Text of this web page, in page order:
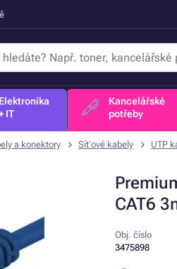
Elektronika
IT
Kancelářské
potřeby
a konektory Síťové kabely UTP
CAT6
Obj. číslo
3475898